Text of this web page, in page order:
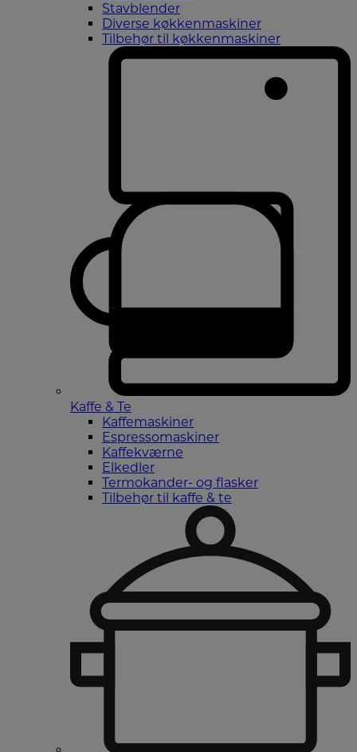
Stavblender
Diverse køkkenmaskiner
Tilbehør til køkkenmaskiner
Kaffe & Te
Kaffemaskiner
Espressomaskiner
Kaffekværne
Elkedler
Termokander- og flasker
Tilbehør til kaffe & te